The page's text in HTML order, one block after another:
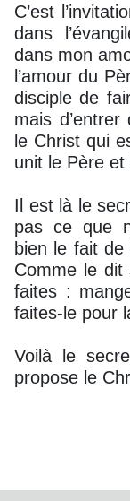
C’est
dans
dans mon
l’amour du
disciple de
mais
le Christ qui
unit le Père et
Il est là le
pas ce que
bien le fait de
Comme le
faites :
faites-le pour
Voilà le
propose le